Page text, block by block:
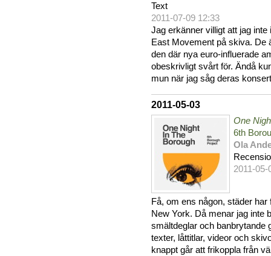
Text
2011-07-09 12:33
Jag erkänner villigt att jag
East Movement på skiva. De
den där nya euro-influerade
obeskrivligt svårt för. Ändå
mun när jag såg deras
2011-05-03
One
6th
Ola
2011-05-
Få, om ens någon, städer
New York. Då menar jag inte
smältdeglar och banbrytande
texter, låttitlar, videor och
knappt går att frikoppla från